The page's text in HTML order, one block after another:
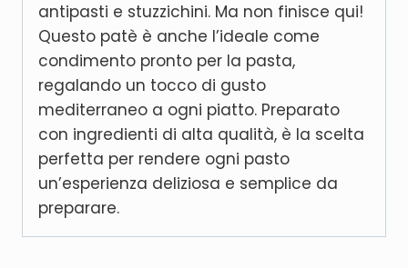
antipasti e stuzzichini. Ma non finisce qui!
Questo patè è anche l’ideale come
condimento pronto per la pasta,
regalando un tocco di gusto
mediterraneo a ogni piatto. Preparato
con ingredienti di alta qualità, è la scelta
perfetta per rendere ogni pasto
un’esperienza deliziosa e semplice da
preparare.